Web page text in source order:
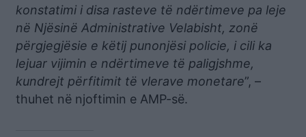
konstatimi i disa rasteve të ndërtimeve pa leje
në Njësinë Administrative Velabisht, zonë
përgjegjësie e këtij punonjësi policie, i cili ka
lejuar vijimin e ndërtimeve të paligjshme,
kundrejt përfitimit të vlerave monetare”, –
thuhet në njoftimin e AMP-së.